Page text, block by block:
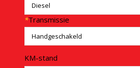
*Transmissie
KM-stand